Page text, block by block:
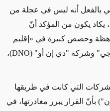
بالفعل أنه ليس في عجلة من
يكاد يكون من المؤكد أنّ
وحصص كبيرة في «إقليم
كردستان»، مثل شركة "جينيل إنرجي" وشركة "دي إن أو" (DNO)،
التي كانت في طريقها
بأنّ القرار يبرر مغادرتها، في